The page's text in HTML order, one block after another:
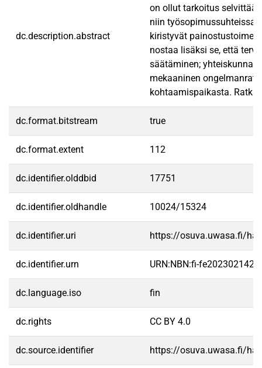
dc.description.abstract
on ollut tarkoitus
niin työsopimussuhteissa,
kiristyvät painostustoimet
nostaa lisäksi se, että
säätäminen;
mekaaninen
kohtaamispaikasta.
dc.format.bitstream true
dc.format.extent 112
dc.identifier.olddbid 17751
dc.identifier.oldhandle 10024/15324
dc.identifier.uri https://osuva.uwasa.fi/
dc.identifier.urn URN:NBN:fi-
dc.language.iso fin
dc.rights CC BY 4.0
dc.source.identifier https://osuva.uwasa.fi/